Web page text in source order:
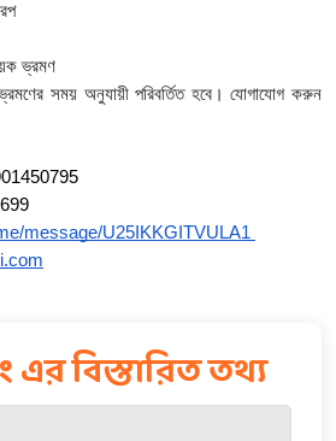
ভ্রমণ
সময় অনুযায়ী পরিবর্তিত হবে। যোগাযোগ করুন
message/U25IKKGITVULA1
বিস্তারিত তথ্য